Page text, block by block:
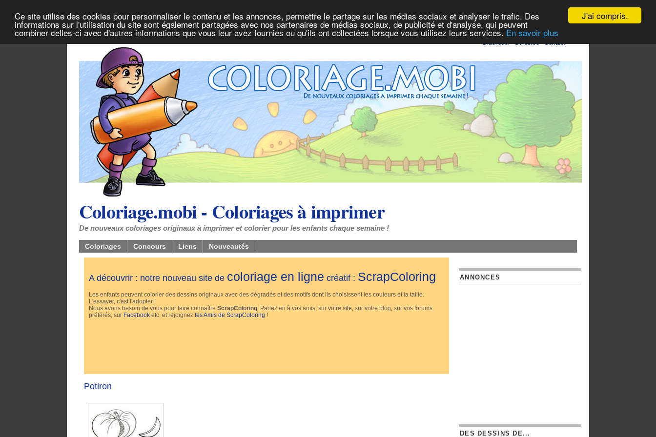
J'ai compris.
Ce site utilise des cookies pour personnaliser le contenu et les annonces, permettre le partage sur les médias sociaux et analyser le trafic. Des
informations sur l'utilisation du site sont également partagées avec nos partenaires de médias sociaux, de publicité et d'analyse, qui peuvent
combiner celles-ci avec d'autres informations que vous leur avez fournies ou qu'ils ont collectées lorsque vous utilisez leurs services. En savoir plus
S'identifier -S'inscrire -Contact
Coloriage.mobi - Coloriages à imprimer
De nouveaux coloriages originaux à imprimer et colorier pour les enfants chaque semaine !
Coloriages Concours Liens Nouveautés
A découvrir : notre nouveau site de coloriage en ligne créatif : ScrapColoring
Les enfants peuvent colorier des dessins originaux avec des dégradés et des motifs dont ils choisissent les couleurs et la taille.
L'essayer, c'est l'adopter !
Nous avons besoin de vous pour faire connaître ScrapColoring . Parlez en à vos amis, sur votre site, sur votre blog, sur vos forums
préférés, sur Facebook etc. et rejoignez les Amis de ScrapColoring !
Potiron
ANNONCES
DES DESSINS DE...